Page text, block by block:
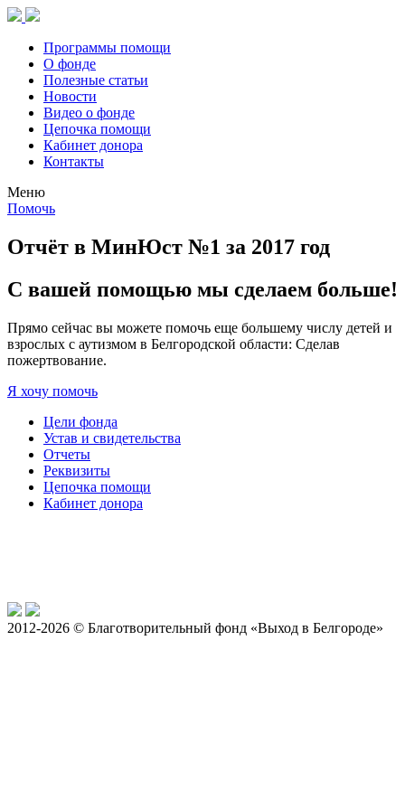
Программы помощи
О фонде
Полезные статьи
Новости
Видео о фонде
Цепочка помощи
Кабинет донора
Контакты
Меню
Помочь
Отчёт в МинЮст №1 за 2017 год
С вашей помощью мы сделаем больше!
Прямо сейчас вы можете помочь еще большему числу детей и
взрослых с аутизмом в Белгородской области: Сделав
пожертвование.
Я хочу помочь
Цели фонда
Устав и свидетельства
Отчеты
Реквизиты
Цепочка помощи
Кабинет донора
2012-2026 © Благотворительный фонд «Выход в Белгороде»